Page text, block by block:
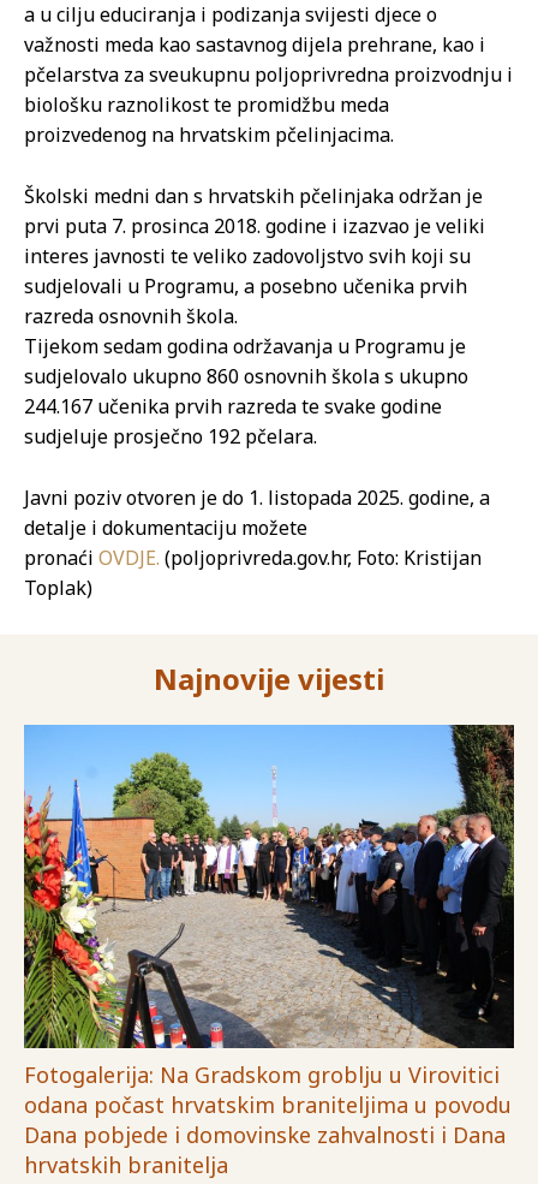
a u cilju educiranja i podizanja svijesti djece o
važnosti meda kao sastavnog dijela prehrane, kao i
pčelarstva za sveukupnu poljoprivredna proizvodnju i
biološku raznolikost te promidžbu meda
proizvedenog na hrvatskim pčelinjacima.
Školski medni dan s hrvatskih pčelinjaka održan je
prvi puta 7. prosinca 2018. godine i izazvao je veliki
interes javnosti te veliko zadovoljstvo svih koji su
sudjelovali u Programu, a posebno učenika prvih
razreda osnovnih škola.
Tijekom sedam godina održavanja u Programu je
sudjelovalo ukupno 860 osnovnih škola s ukupno
244.167 učenika prvih razreda te svake godine
sudjeluje prosječno 192 pčelara.
Javni poziv otvoren je do 1. listopada 2025. godine, a
detalje i dokumentaciju možete
pronaći OVDJE. (poljoprivreda.gov.hr, Foto: Kristijan
Toplak)
Najnovije vijesti
Fotogalerija: Na Gradskom groblju u Virovitici
odana počast hrvatskim braniteljima u povodu
Dana pobjede i domovinske zahvalnosti i Dana
hrvatskih branitelja